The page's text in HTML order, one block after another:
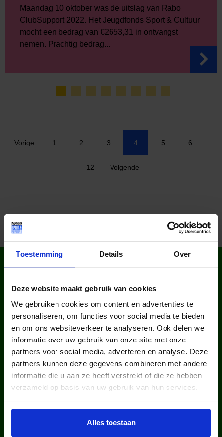
Toestemming Details Over
Deze website maakt gebruik van cookies
We gebruiken cookies om content en advertenties te
personaliseren, om functies voor social media te bieden
en om ons websiteverkeer te analyseren. Ook delen we
informatie over uw gebruik van onze site met onze
partners voor social media, adverteren en analyse. Deze
partners kunnen deze gegevens combineren met andere
informatie die u aan ze heeft verstrekt of die ze hebben
verzameld op basis van uw gebruik van hun services.
Alles toestaan
Maandag 10 oktober was de uitslag van Rabo
ClubSupport 2022. Het Jeugdfonds Sport & Cultuur
mocht een bedrag van €2653,31 in ontvangst
nemen. Prachtig bedrag...
Vorige 1 2 3 4 5 6
12 Volgende
WIST JE DAT IN
kinderen en jongeren werden in
2025 via ons lid van een club.